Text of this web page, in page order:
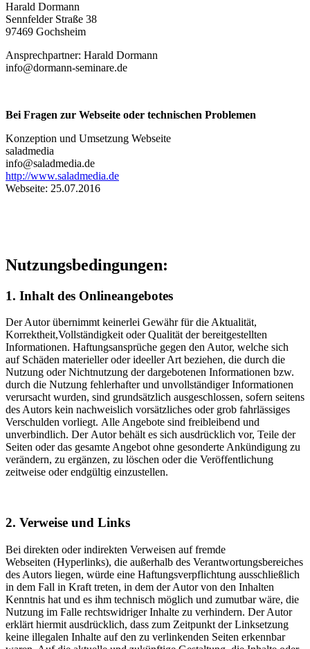
Harald Dormann
Sennfelder Straße 38
97469 Gochsheim
Ansprechpartner: Harald Dormann
info@dormann-seminare.de
Bei Fragen zur Webseite oder technischen Problemen
Konzeption und Umsetzung Webseite
saladmedia
info@saladmedia.de
http://www.saladmedia.de
Webseite: 25.07.2016
Nutzungsbedingungen:
1. Inhalt des Onlineangebotes
Der Autor übernimmt keinerlei Gewähr für die Aktualität,
Korrektheit,Vollständigkeit oder Qualität der bereitgestellten
Informationen. Haftungsansprüche gegen den Autor, welche sich
auf Schäden materieller oder ideeller Art beziehen, die durch die
Nutzung oder Nichtnutzung der dargebotenen Informationen bzw.
durch die Nutzung fehlerhafter und unvollständiger Informationen
verursacht wurden, sind grundsätzlich ausgeschlossen, sofern seitens
des Autors kein nachweislich vorsätzliches oder grob fahrlässiges
Verschulden vorliegt. Alle Angebote sind freibleibend und
unverbindlich. Der Autor behält es sich ausdrücklich vor, Teile der
Seiten oder das gesamte Angebot ohne gesonderte Ankündigung zu
verändern, zu ergänzen, zu löschen oder die Veröffentlichung
zeitweise oder endgültig einzustellen.
2. Verweise und Links
Bei direkten oder indirekten Verweisen auf fremde
Webseiten (Hyperlinks), die außerhalb des Verantwortungsbereiches
des Autors liegen, würde eine Haftungsverpflichtung ausschließlich
in dem Fall in Kraft treten, in dem der Autor von den Inhalten
Kenntnis hat und es ihm technisch möglich und zumutbar wäre, die
Nutzung im Falle rechtswidriger Inhalte zu verhindern. Der Autor
erklärt hiermit ausdrücklich, dass zum Zeitpunkt der Linksetzung
keine illegalen Inhalte auf den zu verlinkenden Seiten erkennbar